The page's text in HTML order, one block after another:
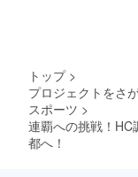
彼女た
幸いで
トップ >
プロジェクトをさ
スポーツ >
連覇への挑戦！
都へ！